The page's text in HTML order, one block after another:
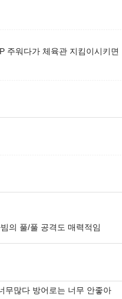
주워다가 체육관 지킴이시키면
의 풀/풀 공격도 매력적임
무많다 방어로는 너무 안좋아